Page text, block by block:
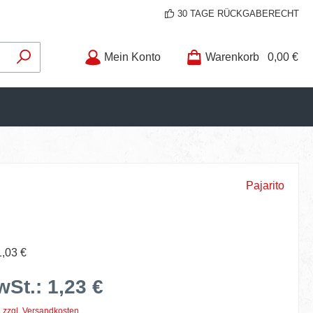
30 TAGE RÜCKGABERECHT
Mein Konto Warenkorb 0,00 €
Pajarito
€
1,23 €
zzgl. Versandkosten